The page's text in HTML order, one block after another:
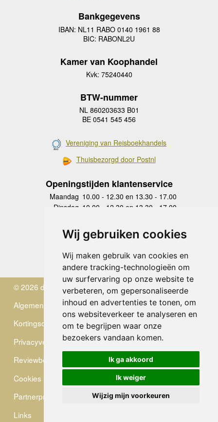
Wij gebruiken cookies
Wij maken gebruik van cookies en
andere tracking-technologieën om
uw surfervaring op onze website te
verbeteren, om gepersonaliseerde
inhoud en advertenties te tonen, om
ons websiteverkeer te analyseren en
om te begrijpen waar onze
bezoekers vandaan komen.
Ik ga akkoord
Ik weiger
Wijzig mijn voorkeuren
Bankgegevens
IBAN: NL11 RABO 0140 1961 88
BIC: RABONL2U
Kamer van Koophandel
Kvk: 75240440
BTW-nummer
NL 860203633 B01
BE 0541 545 456
Vereniging van Reisboekhandels
Thuisbezorgd door Postnl
Openingstijden klantenservice
Maandag 10.00 - 12.30 en 13.30 - 17.00
Dinsdag 10.00 - 12.30 en 13.30 - 17.00
Donderdag
10.00 - 12.30 en 13.30 - 17.00
Vrijdag 10.00 - 12.30 en 13.30 - 17.00
Zaterdag
gesloten
Zondag gesloten
© 2026 de Zwerver
Algemene Voorwaarden
Kortingscode
Privacyverklaring
Reviewbeleid
Cookies
Partnerprogramma
Links